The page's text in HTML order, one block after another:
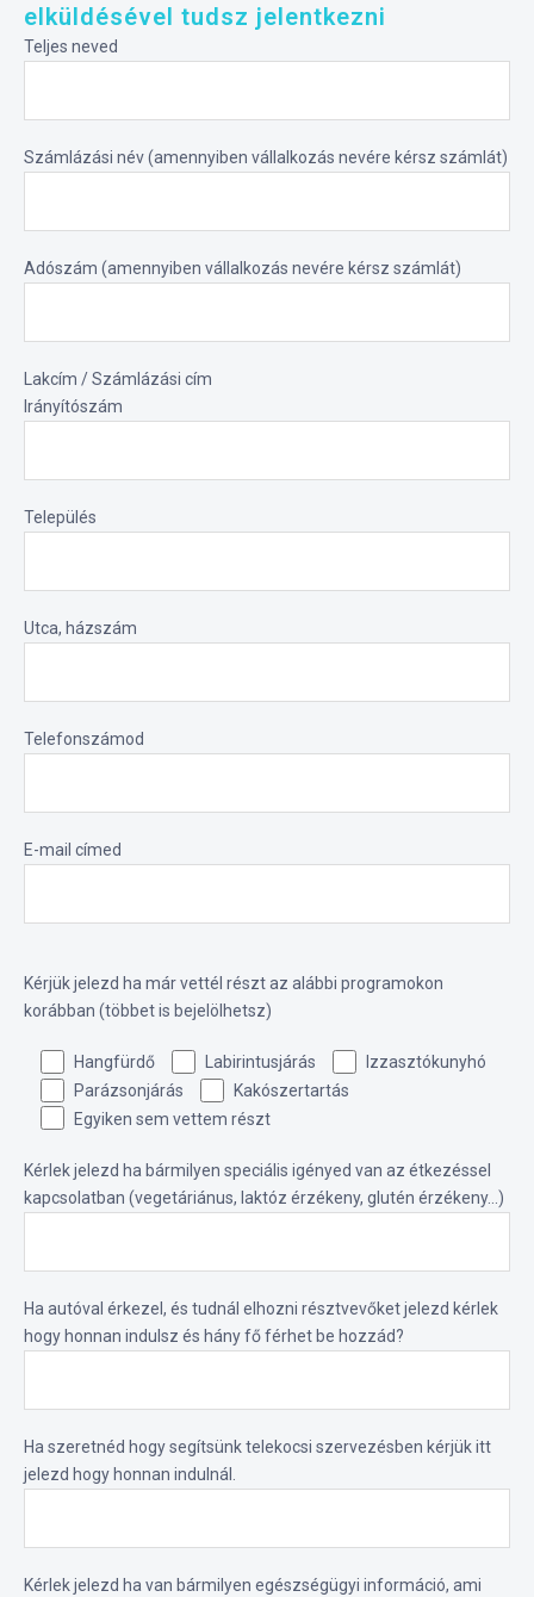
elküldésével tudsz jelentkezni
Teljes neved
Számlázási név (amennyiben vállalkozás nevére kérsz számlát)
Adószám (amennyiben vállalkozás nevére kérsz számlát)
Lakcím / Számlázási cím
Irányítószám
Település
Utca, házszám
Telefonszámod
E-mail címed
Kérjük jelezd ha már vettél részt az alábbi programokon
korábban (többet is bejelölhetsz)
Hangfürdő Labirintusjárás
Izzasztókunyhó
Parázsonjárás
Kakószertartás
Egyiken sem vettem részt
Kérlek jelezd ha bármilyen speciális igényed van az étkezéssel
kapcsolatban (vegetáriánus, laktóz érzékeny, glutén érzékeny...)
Ha autóval érkezel, és tudnál elhozni résztvevőket jelezd kérlek
hogy honnan indulsz és hány fő férhet be hozzád?
Ha szeretnéd hogy segítsünk telekocsi szervezésben kérjük itt
jelezd hogy honnan indulnál.
Kérlek jelezd ha van bármilyen egészségügyi információ, ami